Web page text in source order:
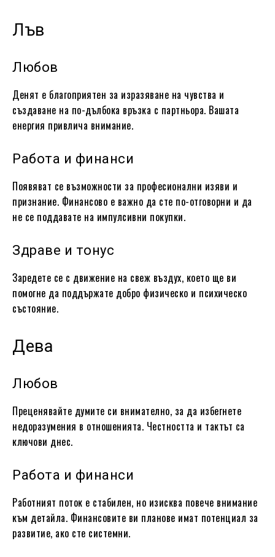
Лъв
Любов
Денят е благоприятен за изразяване на чувства и
създаване на по-дълбока връзка с партньора. Вашата
енергия привлича внимание.
Работа и финанси
Появяват се възможности за професионални изяви и
признание. Финансово е важно да сте по-отговорни и да
не се поддавате на импулсивни покупки.
Здраве и тонус
Заредете се с движение на свеж въздух, което ще ви
помогне да поддържате добро физическо и психическо
състояние.
Дева
Любов
Преценявайте думите си внимателно, за да избегнете
недоразумения в отношенията. Честността и тактът са
ключови днес.
Работа и финанси
Работният поток е стабилен, но изисква повече внимание
към детайла. Финансовите ви планове имат потенциал за
развитие, ако сте системни.